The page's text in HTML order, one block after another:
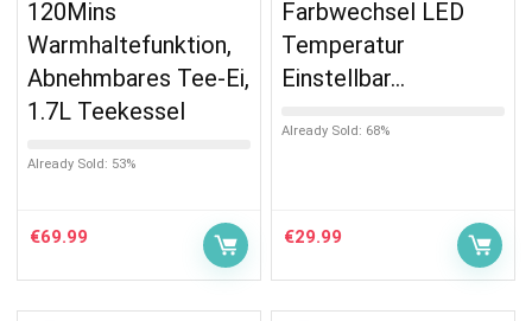
120Mins
Warmhaltefunktion,
Abnehmbares Tee-Ei,
1.7L Teekessel
Already Sold: 53%
€69.99
Farbwechsel LED
Temperatur
Einstellbar…
Already Sold: 68%
€29.99